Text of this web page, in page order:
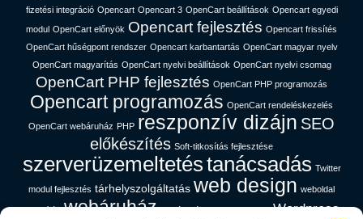
fizetési integráció Opencart Opencart 3 OpenCart beállítások Opencart egyedi
modul OpenCart előnyök Opencart fejlesztés Opencart frissítés
OpenCart hűségpont rendszer Opencart karbantartás OpenCart magyar nyelv
OpenCart magyarítás OpenCart nyelvi beállítások OpenCart nyelvi csomag
OpenCart PHP fejlesztés OpenCart PHP programozás
Opencart programozás OpenCart rendeléskezelés
OpenCart webáruház PHP reszponzív dizájn SEO
előkészítés Soft-titkosítás fejlesztése
szerverüzemeltetéstanácsadás Twitter
modul fejlesztés tárhelyszolgáltatás web design weboldal
webáruház
Wordpress